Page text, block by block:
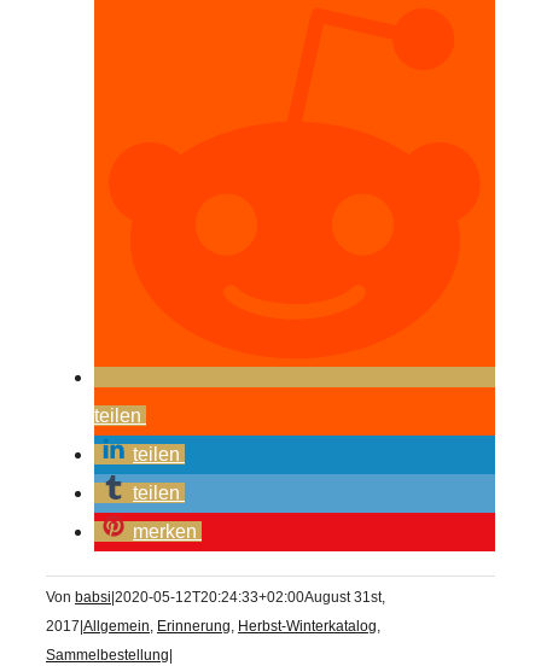
teilen
teilen
teilen
merken
Von babsi|2020-05-12T20:24:33+02:00August 31st,
2017|Allgemein, Erinnerung, Herbst-Winterkatalog,
Sammelbestellung|